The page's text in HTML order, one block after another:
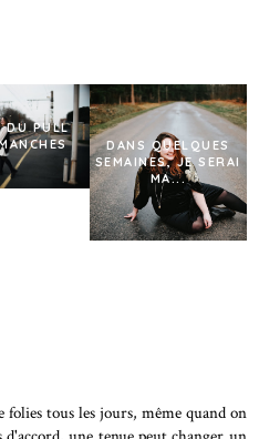
DU PULL
DANS QUELQUES
SEMAINES, JE SERAI
MA...
folies tous les jours, même quand on